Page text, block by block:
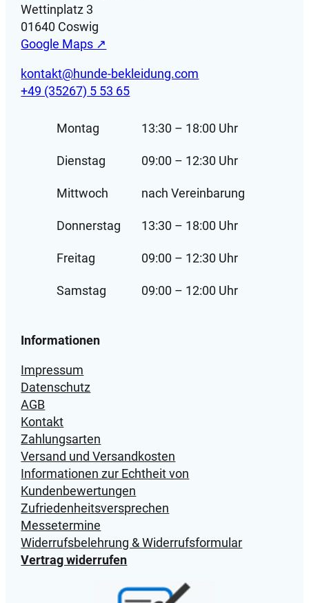
Wettinplatz 3
01640 Coswig
Google Maps ↗
kontakt@hunde-bekleidung.com
+49 (35267) 5 53 65
Montag 13:30 – 18:00 Uhr
Dienstag 09:00 – 12:30 Uhr
Mittwoch nach Vereinbarung
Donnerstag 13:30 – 18:00 Uhr
Freitag 09:00 – 12:30 Uhr
Samstag 09:00 – 12:00 Uhr
Informationen
Impressum
Datenschutz
AGB
Kontakt
Zahlungsarten
Versand und Versandkosten
Informationen zur Echtheit von
Kundenbewertungen
Zufriedenheitsversprechen
Messetermine
Widerrufsbelehrung & Widerrufsformular
Vertrag widerrufen